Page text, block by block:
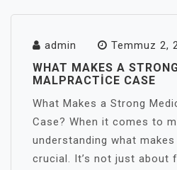
admin Temmuz 2,
WHAT MAKES A
MALPRACTICE CASE
What Makes a Strong
Case? When it comes to
understanding what
crucial. It’s not just about